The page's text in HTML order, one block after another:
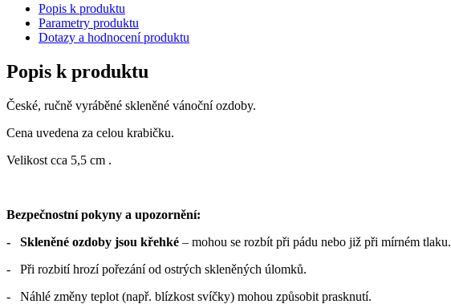
Popis k produktu
Parametry produktu
Dotazy a hodnocení produktu
Popis k produktu
České, ručně vyráběné skleněné vánoční ozdoby.
Cena uvedena za celou krabičku.
Velikost cca 5,5 cm .
Bezpečnostní pokyny a upozornění:
- Skleněné ozdoby jsou křehké – mohou se rozbít při pádu nebo již při mírném tlaku.
- Při rozbití hrozí pořezání od ostrých skleněných úlomků.
- Náhlé změny teplot (např. blízkost svíčky) mohou způsobit prasknutí.